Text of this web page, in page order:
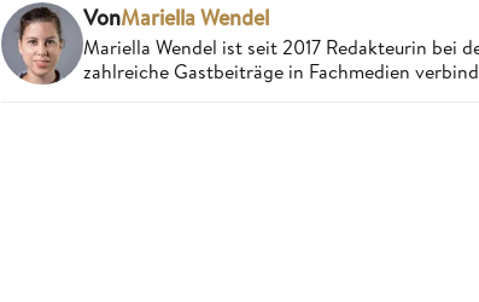
VonMariella Wendel
Mariella Wendel ist seit 2017 Redakteurin bei
zahlreiche Gastbeiträge in Fachmedien